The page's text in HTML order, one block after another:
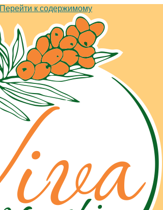
Перейти к содержимому